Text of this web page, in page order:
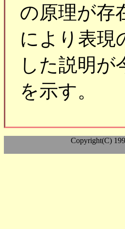
の原理が存
により表現
した説明が
を示す。
Copyright(C)